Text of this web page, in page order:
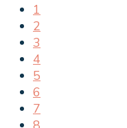
1
2
3
4
5
6
7